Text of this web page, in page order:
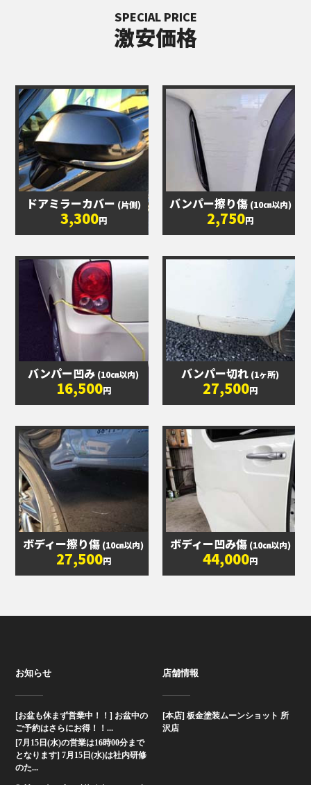
SPECIAL PRICE
激安価格
ドアミラーカバー (片側)
3,300円
バンパー擦り傷 (10㎝以内)
2,750円
バンパー凹み (10㎝以内)
16,500円
バンパー切れ (1ヶ所)
27,500円
ボディー擦り傷 (10㎝以内)
27,500円
ボディー凹み傷 (10㎝以内)
44,000円
お知らせ
[お盆も休まず営業中！！] お盆中の
ご予約はさらにお得！！...
[7月15日(水)の営業は16時00分まで
となります] 7月15日(水)は社内研修
のた...
店舗情報
[本店] 板金塗装ムーンショット 所
沢店